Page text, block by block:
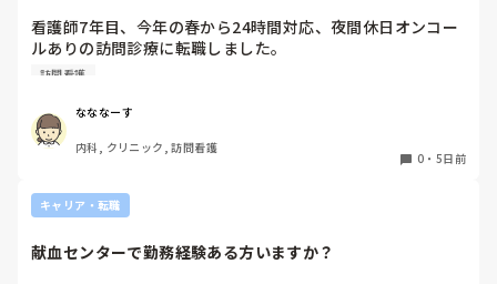
早く色々覚えたい！という、意欲があまり感じられず…これ
はPNS云々よりも、その新人の性格かな？とも思いました
が、ほとんどの新人に当てはまりました。。。時代柄でしょ
私はどちらかといえば、PNSは好きじゃありません。
でもPNSでやれというからには、もっと業務量に見合った、
新人を指導しながら業務ができるゆとりが欲しいです。
PNSもそうじゃないのも経験している方は、どちらの方が良
いと思いますか？
看護師7年目、今年の春から24時間対応、夜間休日オンコー
ルありの訪問診療に転職しました。
元々就活の際にはエリアは片道30分程度と聞いておりここま
の田舎にまで患者を受け入れる予定と。
日頃から運転しているとは言っても、深夜帯や冬道で訪問に
行くのはかなり不安で親からも止められています。
はどのような方法を取られているんでしょうか？
訪問看護
なななーす
内科, クリニック, 訪問看護
0 ・ 5日前
キャリア・転職
献血センターで勤務経験ある方いますか？